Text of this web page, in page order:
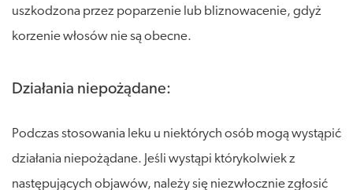
uszkodzona przez poparzenie lub bliznowacenie, gdyż
korzenie włosów nie są obecne.
Działania niepożądane:
Podczas stosowania leku u niektórych osób mogą wystąpić
działania niepożądane. Jeśli wystąpi którykolwiek z
następujących objawów, należy się niezwłocznie zgłosić